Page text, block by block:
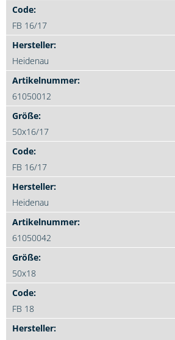
FB 16/17
Heidenau
61050012
50x16/17
FB 16/17
Heidenau
61050042
50x18
FB 18